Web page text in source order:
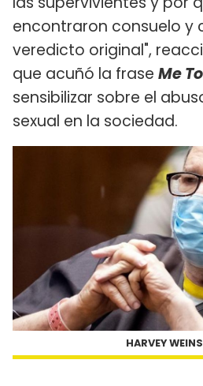
encontraron consuelo y
veredicto original",
que acuñó la frase Me
sensibilizar sobre el
sexual en la sociedad.
HARVEY